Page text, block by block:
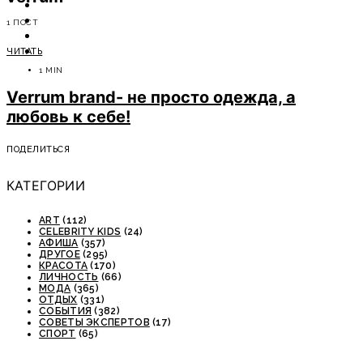
МОДА
СОВЕТЫ ЭКСПЕРТОВ
1 ПОСТ
ЧИТАТЬ
1 MIN
Verrum brand- не просто одежда, а
любовь к себе!
ПОДЕЛИТЬСЯ
КАТЕГОРИИ
ART (112)
CELEBRITY KIDS (24)
АФИША (357)
ДРУГОЕ(295)
КРАСОТА (170)
ЛИЧНОСТЬ (66)
МОДА (365)
ОТДЫХ (331)
СОБЫТИЯ (382)
СОВЕТЫ ЭКСПЕРТОВ (17)
СПОРТ (65)